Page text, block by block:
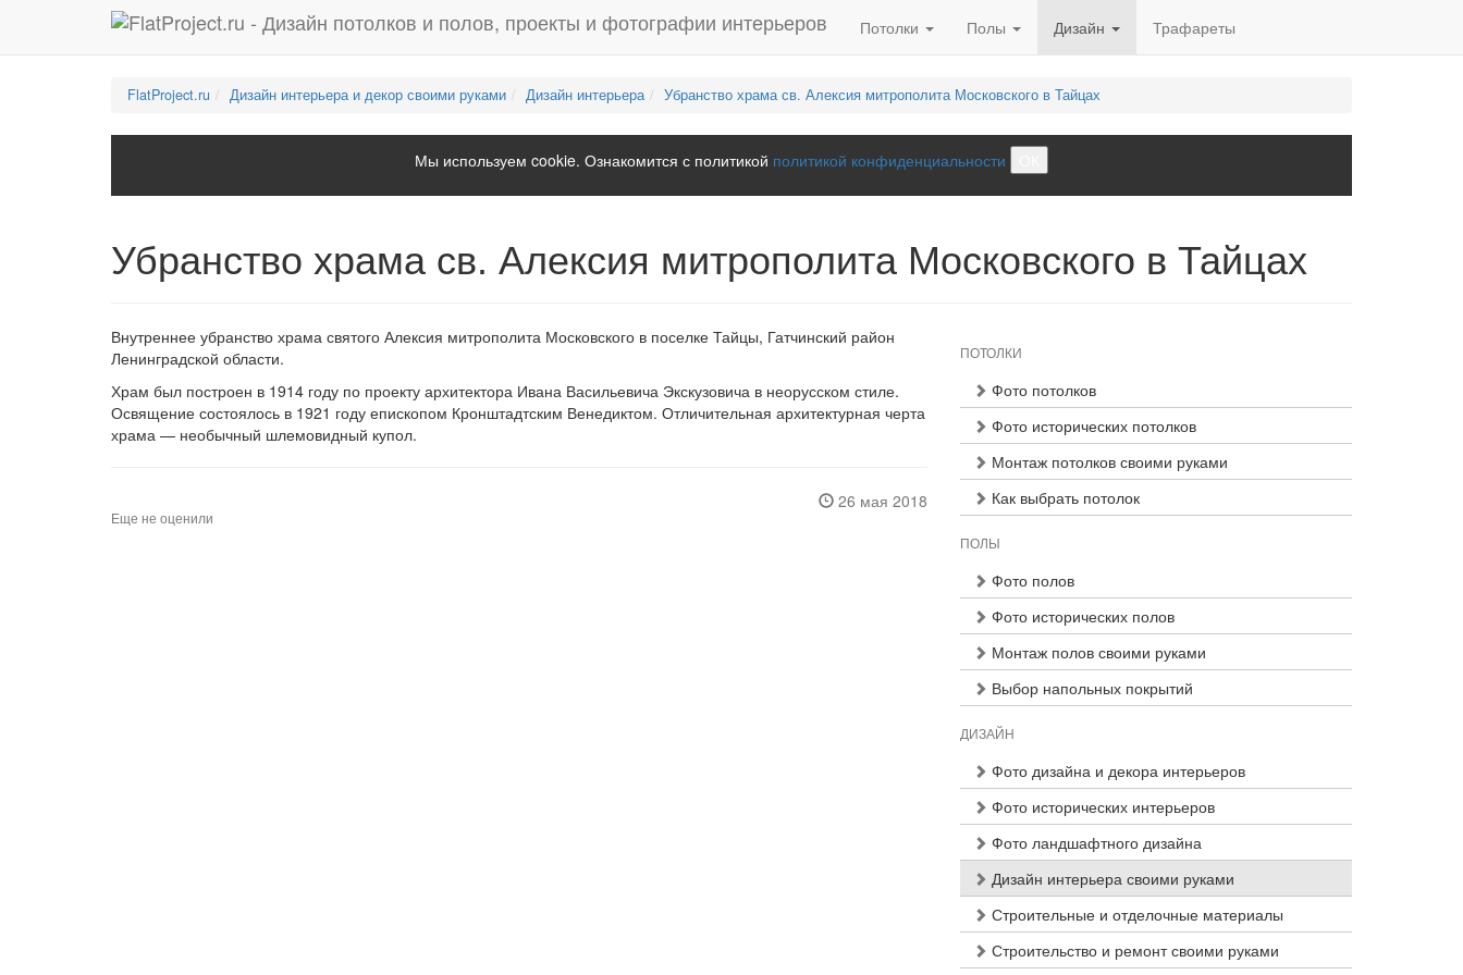
Потолки Полы Дизайн Трафареты
FlatProject.ru Дизайн интерьера и декор своими руками Дизайн интерьера Убранство храма св. Алексия митрополита Московского в Тайцах
Мы используем cookie. Ознакомится с политикой политикой конфиденциальности
Убранство храма св. Алексия митрополита Московского в Тайцах
Внутреннее убранство храма святого Алексия митрополита Московского в поселке Тайцы, Гатчинский район
Ленинградской области.
Храм был построен в 1914 году по проекту архитектора Ивана Васильевича Экскузовича в неорусском стиле.
Освящение состоялось в 1921 году епископом Кронштадтским Венедиктом. Отличительная архитектурная черта
храма — необычный шлемовидный купол.
Еще не оценили
26 мая 2018
ПОТОЛКИ
Фото потолков
Фото исторических потолков
Монтаж потолков своими руками
Как выбрать потолок
ПОЛЫ
Фото полов
Фото исторических полов
Монтаж полов своими руками
Выбор напольных покрытий
ДИЗАЙН
Фото дизайна и декора интерьеров
Фото исторических интерьеров
Фото ландшафтного дизайна
Дизайн интерьера своими руками
Строительные и отделочные материалы
Строительство и ремонт своими руками